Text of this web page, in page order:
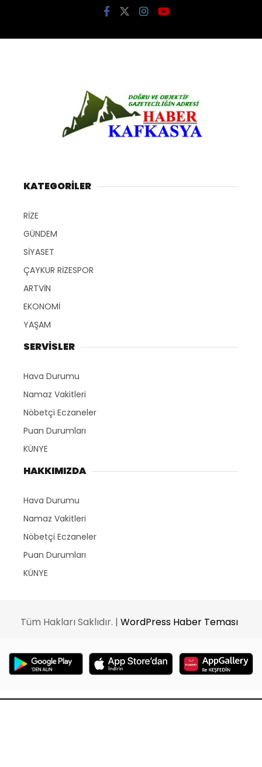
KATEGORİLER
RİZE
GÜNDEM
SİYASET
ÇAYKUR RİZESPOR
ARTVİN
EKONOMİ
YAŞAM
SERVİSLER
Hava Durumu
Namaz Vakitleri
Nöbetçi Eczaneler
Puan Durumları
KÜNYE
HAKKIMIZDA
Hava Durumu
Namaz Vakitleri
Nöbetçi Eczaneler
Puan Durumları
KÜNYE
Tüm Hakları Saklıdır. | WordPress Haber Teması